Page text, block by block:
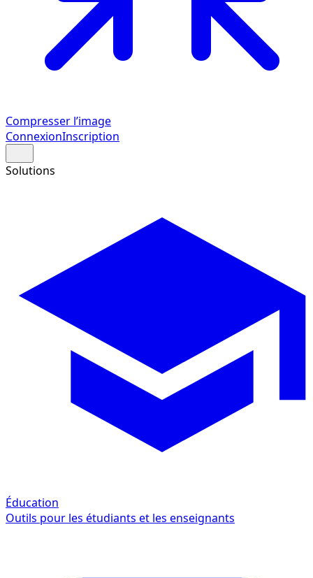
Compresser l’image
ConnexionInscription
Solutions
Éducation
Outils pour les étudiants et les enseignants